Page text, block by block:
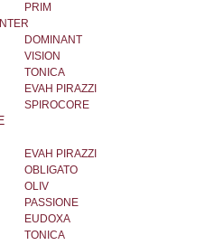
PRIM
DOMINANT
VISION
TONICA
EVAH PIRAZZI
SPIROCORE
EVAH PIRAZZI
OBLIGATO
OLIV
PASSIONE
EUDOXA
TONICA